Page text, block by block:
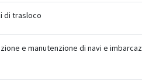
di trasloco
e manutenzione di navi e